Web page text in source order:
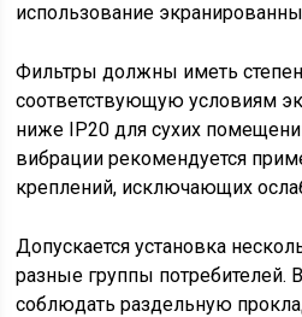
использование
Фильтры должны иметь
соответствующую условиям
ниже IP20 для сухих
вибрации рекомендуется
креплений, исключающих
Допускается установка
разные группы потребителей.
соблюдать раздельную